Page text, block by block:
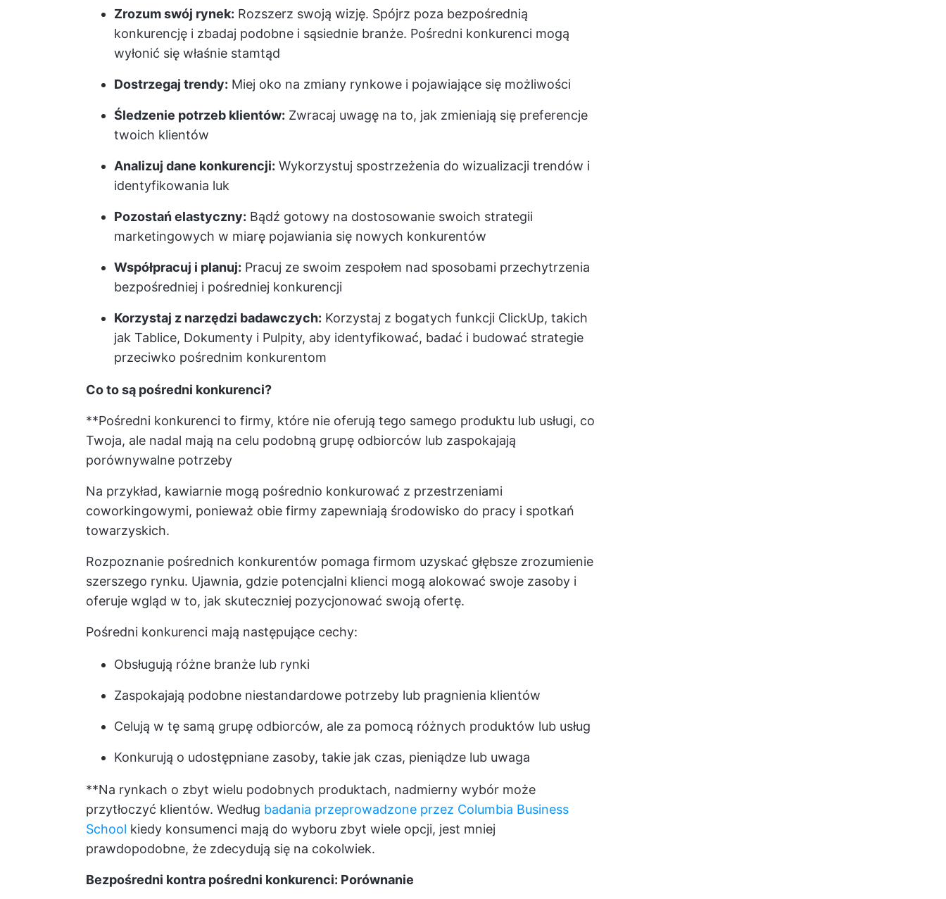
Zrozum swój rynek: Rozszerz swoją wizję. Spójrz poza bezpośrednią
konkurencję i zbadaj podobne i sąsiednie branże. Pośredni konkurenci mogą
wyłonić się właśnie stamtąd
Dostrzegaj trendy: Miej oko na zmiany rynkowe i pojawiające się możliwości
Śledzenie potrzeb klientów: Zwracaj uwagę na to, jak zmieniają się preferencje
twoich klientów
Analizuj dane konkurencji: Wykorzystuj spostrzeżenia do wizualizacji trendów i
identyfikowania luk
Pozostań elastyczny: Bądź gotowy na dostosowanie swoich strategii
marketingowych w miarę pojawiania się nowych konkurentów
Współpracuj i planuj: Pracuj ze swoim zespołem nad sposobami przechytrzenia
bezpośredniej i pośredniej konkurencji
Korzystaj z narzędzi badawczych: Korzystaj z bogatych funkcji ClickUp, takich
jak Tablice, Dokumenty i Pulpity, aby identyfikować, badać i budować strategie
przeciwko pośrednim konkurentom
Co to są pośredni konkurenci?
**Pośredni konkurenci to firmy, które nie oferują tego samego produktu lub usługi, co
Twoja, ale nadal mają na celu podobną grupę odbiorców lub zaspokajają
porównywalne potrzeby
Na przykład, kawiarnie mogą pośrednio konkurować z przestrzeniami
coworkingowymi, ponieważ obie firmy zapewniają środowisko do pracy i spotkań
towarzyskich.
Rozpoznanie pośrednich konkurentów pomaga firmom uzyskać głębsze zrozumienie
szerszego rynku. Ujawnia, gdzie potencjalni klienci mogą alokować swoje zasoby i
oferuje wgląd w to, jak skuteczniej pozycjonować swoją ofertę.
Pośredni konkurenci mają następujące cechy:
Obsługują różne branże lub rynki
Zaspokajają podobne niestandardowe potrzeby lub pragnienia klientów
Celują w tę samą grupę odbiorców, ale za pomocą różnych produktów lub usług
Konkurują o udostępniane zasoby, takie jak czas, pieniądze lub uwaga
**Na rynkach o zbyt wielu podobnych produktach, nadmierny wybór może
przytłoczyć klientów. Według badania przeprowadzone przez Columbia Business
School kiedy konsumenci mają do wyboru zbyt wiele opcji, jest mniej
prawdopodobne, że zdecydują się na cokolwiek.
Bezpośredni kontra pośredni konkurenci: Porównanie